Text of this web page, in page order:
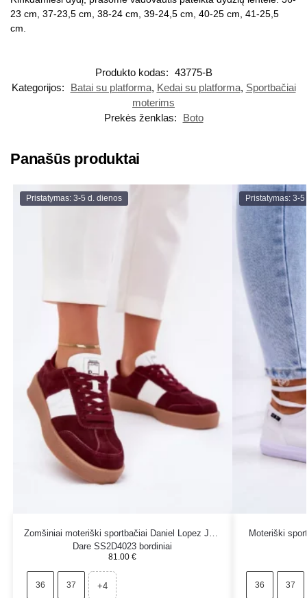
23 cm, 37-23,5 cm, 38-24 cm, 39-24,5 cm, 40-25 cm, 41-25,5
cm.
Produkto kodas: 43775-B
Kategorijos:
Batai su platforma, Kedai su platforma, Sportbačiai
moterims
Prekės ženklas:
Boto
Panašūs produktai
Pristatymas: 3-5 d. dienos
Zomšiniai moteriški sportbačiai Daniel Lopez Just
Dare SS2D4023 bordiniai
81.00€
36 37 +4
Pristatymas: 3-
Moteriški
36 37